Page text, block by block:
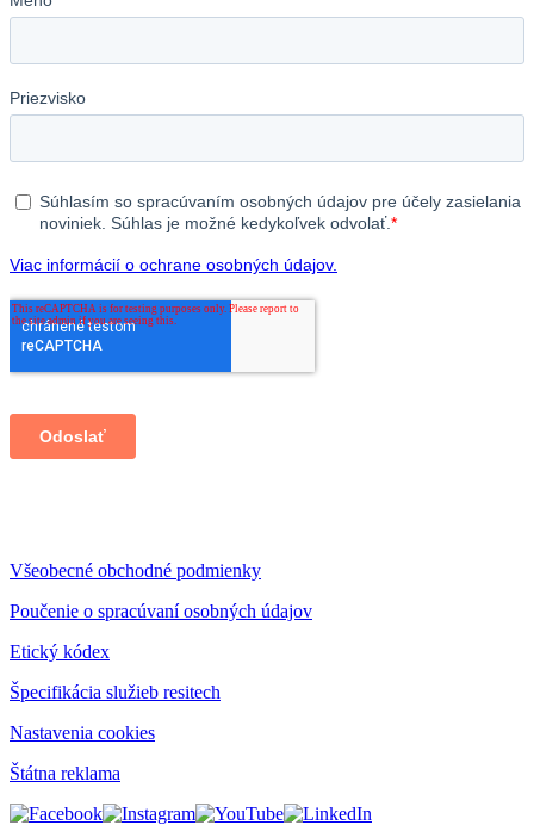
Všeobecné obchodné podmienky
Poučenie o spracúvaní osobných údajov
Etický kódex
Špecifikácia služieb resitech
Nastavenia cookies
Štátna reklama